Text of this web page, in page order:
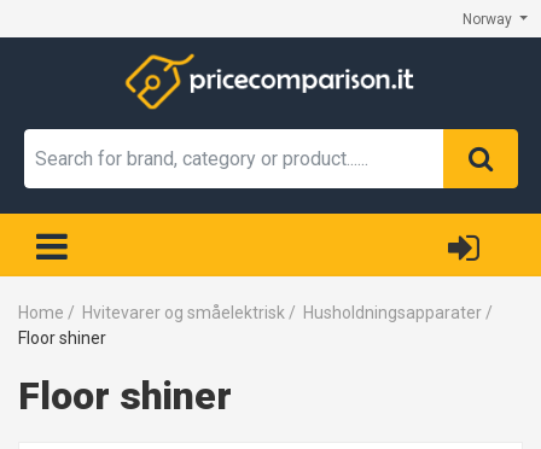
Norway
Home / Hvitevarer og småelektrisk / Husholdningsapparater /
Floor shiner
Floor shiner